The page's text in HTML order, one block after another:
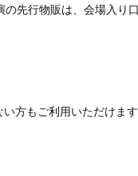
先行物販は、会場入り
方もご利用いただけま